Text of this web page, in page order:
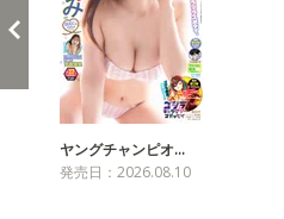
ヤングチャンピオ…
発売日：2026.08.10